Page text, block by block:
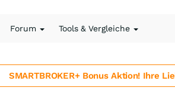
Forum Tools & Vergleiche
SMARTBROKER+ Bonus Aktion! Ihre